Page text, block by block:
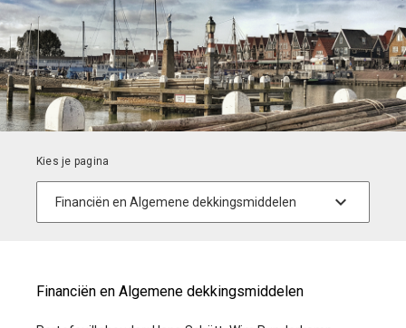
Financiën en Algemene dekkingsmiddelen